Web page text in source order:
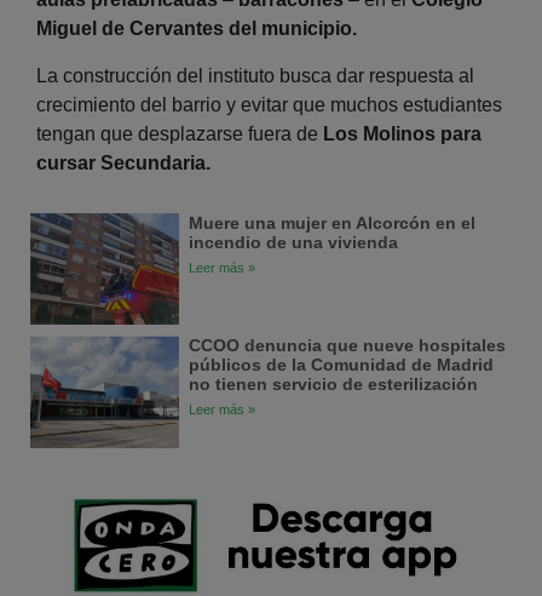
Miguel de Cervantes del municipio.
La construcción del instituto busca dar respuesta al
crecimiento del barrio y evitar que muchos estudiantes
tengan que desplazarse fuera de Los Molinos para
cursar Secundaria.
Muere una mujer en Alcorcón en el
incendio de una vivienda
Leer más »
CCOO denuncia que nueve hospitales
públicos de la Comunidad de Madrid
no tienen servicio de esterilización
Leer más »